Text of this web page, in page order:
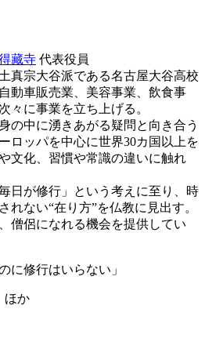
藏寺 代表役員
真宗大谷派である名古屋大谷高校
動車販売業、美容事業、飲食事
々に事業を立ち上げる。
の中に湧きあがる疑問と向き合う
ロッパを中心に世界30カ国以上を
文化、習慣や常識の違いに触れ
日が修行」という考えに至り、時
れない“在り方”を仏教に見出す。
僧侶になれる機会を提供してい
に修行はいらない」
ほか